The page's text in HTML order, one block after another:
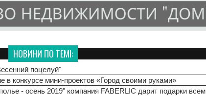
НОВИНИ ПО ТЕМІ:
поцелуй"
в конкурсе мини-проектов «Город своими руками»
- осень 2019" компания FABERLIC дарит подарки всем